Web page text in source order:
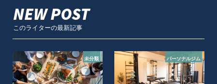
NEW POST
このライターの最新記事
未分類 パーソナルジム